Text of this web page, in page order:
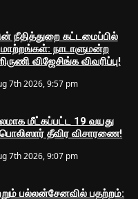
நீதித்துறை கட்டமைப்பில்
மாற்றங்கள்: நாடாளுமன்ற
விஜேசிங்க விவரிப்பு!
7th 2026, 9:57 pm
மீட்கப்பட்ட 19 வயது
தீவிர விசாரணை!
7th 2026, 9:07 pm
பல்லன்சேனவில் பதற்றம்: